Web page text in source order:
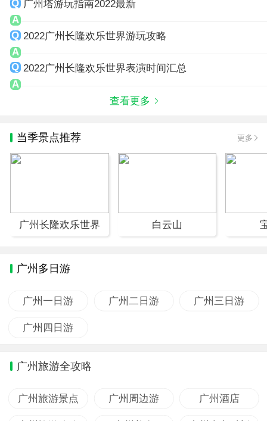
广州塔游玩指南2022最新
2022广州长隆欢乐世界游玩攻略
2022广州长隆欢乐世界表演时间汇总
查看更多
当季景点推荐 更多
广州长隆欢乐世界 白云山
广州多日游
广州一日游 广州二日游 广州三日游
广州四日游
广州旅游全攻略
广州旅游景点 广州周边游 广州酒店